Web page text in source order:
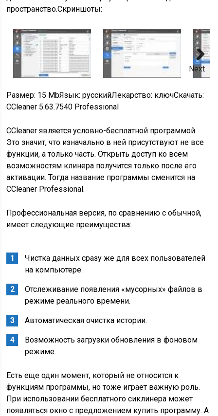
пространство.Скриншоты:
Next
Размер: 15 MbЯзык: русскийЛекарство: ключСкачать:
CCleaner 5.63.7540 Professional
CCleaner является условно-бесплатной программой.
Это значит, что изначально в ней присутствуют не все
функции, а только часть. Открыть доступ ко всем
возможностям клинера получится только после его
активации. Тогда название программы сменится на
CCleaner Professional.
Профессиональная версия, по сравнению с обычной,
имеет следующие преимущества:
Чистка данных сразу же для всех пользователей
на компьютере.
Отслеживание появления «мусорных» файлов в
режиме реального времени.
Автоматическая очистка истории.
Возможность загрузки обновления в фоновом
режиме.
Есть еще один момент, который не относится к
функциям программы, но тоже играет важную роль.
При использовании бесплатного сиклинера может
появляться окно с предложением купить программу. А